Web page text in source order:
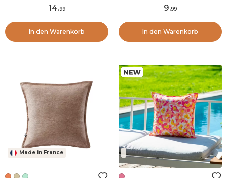
14.99
In den Warenkorb
9.99
In den Warenkorb
Made in France